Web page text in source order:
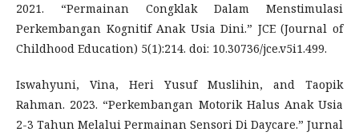
2021. “Permainan Congklak Dalam Menstimulasi
Perkembangan Kognitif Anak Usia Dini.” JCE (Journal of
Childhood Education) 5(1):214. doi: 10.30736/jce.v5i1.499.
Iswahyuni, Vina, Heri Yusuf Muslihin, and Taopik
Rahman. 2023. “Perkembangan Motorik Halus Anak Usia
2-3 Tahun Melalui Permainan Sensori Di Daycare.” Jurnal